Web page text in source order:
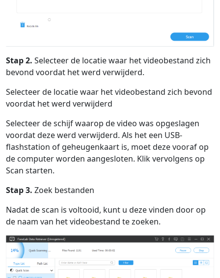
Stap 2. Selecteer de locatie waar het videobestand zich
bevond voordat het werd verwijderd.
Selecteer de locatie waar het videobestand zich bevond
voordat het werd verwijderd
Selecteer de schijf waarop de video was opgeslagen
voordat deze werd verwijderd. Als het een USB-
flashstation of geheugenkaart is, moet deze vooraf op
de computer worden aangesloten. Klik vervolgens op
Scan starten.
Stap 3. Zoek bestanden
Nadat de scan is voltooid, kunt u deze vinden door op
de naam van het videobestand te zoeken.
Tiếng Việt
日本
Español
Português
Deutsche
Français
Norsk
Suomalainen
Svenska
русский
हिंदी
தமிழ்
Bahasa Melayu
ไทย
한국어
Română
Gaeilge